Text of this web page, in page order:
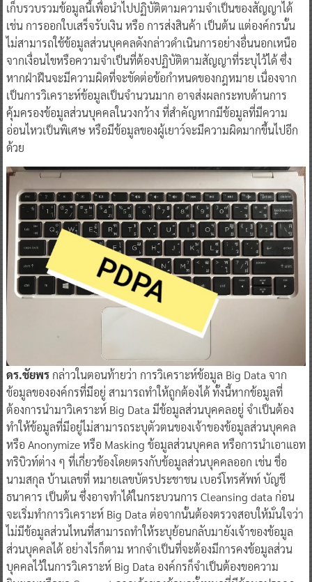
เก็บรวบรวมข้อมูลนี้เพื่อนำไปปฏิบัติตามความจำเป็นของสัญญาได้
เช่น การออกใบเสร็จรับเงิน หรือ การส่งสินค้า เป็นต้น แต่องค์กรนั้น
ไม่สามารถใช้ข้อมูลส่วนบุคคลดังกล่าวดำเนินการอย่างอื่นนอกเหนือ
จากเงื่อนไขหรือความจำเป็นที่ต้องปฏิบัติตามสัญญาที่ระบุไว้ได้ ซึ่ง
หากฝ่าฝืนจะมีความผิดที่จะขัดต่อข้อกำหนดของกฎหมาย เนื่องจาก
เป็นการวิเคราะห์ข้อมูลเป็นจำนวนมาก อาจส่งผลกระทบด้านการ
คุ้มครองข้อมูลส่วนบุคคลในวงกว้าง ที่สำคัญหากมีข้อมูลที่มีความ
อ่อนไหวเป็นพิเศษ หรือมีข้อมูลของผู้เยาว์จะมีความผิดมากขึ้นไปอีก
ด้วย
ดร.ชัยพรกล่าวในตอนท้ายว่า การวิเคราะห์ข้อมูล Big Data จาก
ข้อมูลขององค์กรที่มีอยู่ สามารถทำให้ถูกต้องได้ ทั้งนี้หากข้อมูลที่
ต้องการนำมาวิเคราะห์ Big Data มีข้อมูลส่วนบุคคลอยู่ จำเป็นต้อง
ทำให้ข้อมูลที่มีอยู่ไม่สามารถระบุตัวตนของเจ้าของข้อมูลส่วนบุคคล
หรือ Anonymize หรือ Masking ข้อมูลส่วนบุคคล หรือการนำเอาแอท
ทริบิวท์ต่าง ๆ ที่เกี่ยวข้องโดยตรงกับข้อมูลส่วนบุคคลออก เช่น ชื่อ
นามสกุล บ้านเลขที่ หมายเลขบัตรประชาชน เบอร์โทรศัพท์ บัญชี
ธนาคาร เป็นต้น ซึ่งอาจทำได้ในกระบวนการ Cleansing data ก่อน
จะเริ่มทำการวิเคราะห์ Big Data ต่อจากนั้นต้องตรวจสอบให้มั่นใจว่า
ไม่มีข้อมูลส่วนไหนที่สามารถทำให้ระบุย้อนกลับมายังเจ้าของข้อมูล
ส่วนบุคคลได้ อย่างไรก็ตาม หากจำเป็นที่จะต้องมีการคงข้อมูลส่วน
บุคคลไว้ในการวิเคราะห์ Big Data องค์กรก็จำเป็นต้องขอความ